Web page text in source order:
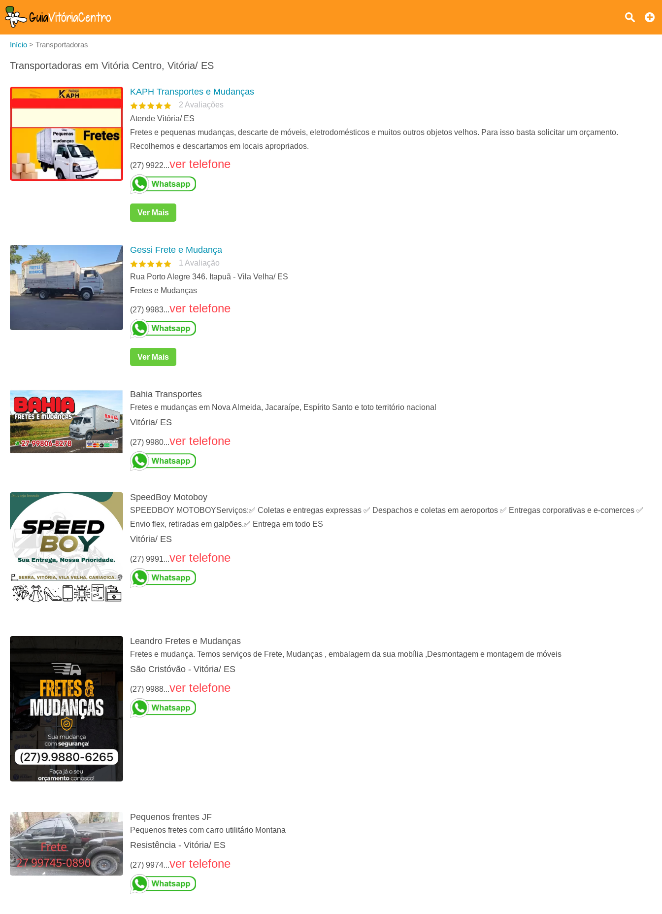
Início > Transportadoras
Transportadoras em Vitória Centro, Vitória/ ES
KAPH Transportes e Mudanças
2 Avaliações
Atende Vitória/ ES
Fretes e pequenas mudanças, descarte de móveis, eletrodomésticos e muitos outros objetos velhos. Para isso basta solicitar um orçamento.
Recolhemos e descartamos em locais apropriados.
(27) 9922...ver telefone
Ver Mais
Gessi Frete e Mudança
1 Avaliação
Rua Porto Alegre 346. Itapuã - Vila Velha/ ES
Fretes e Mudanças
(27) 9983...ver telefone
Ver Mais
Bahia Transportes
Fretes e mudanças em Nova Almeida, Jacaraípe, Espírito Santo e toto território nacional
Vitória/ ES
(27) 9980...ver telefone
SpeedBoy Motoboy
SPEEDBOY MOTOBOYServiços:✅ Coletas e entregas expressas ✅ Despachos e coletas em aeroportos ✅ Entregas corporativas e e-comerces ✅
Envio flex, retiradas em galpões.✅ Entrega em todo ES
Vitória/ ES
(27) 9991...ver telefone
Leandro Fretes e Mudanças
Fretes e mudança. Temos serviços de Frete, Mudanças , embalagem da sua mobília ,Desmontagem e montagem de móveis
São Cristóvão - Vitória/ ES
(27) 9988...ver telefone
Pequenos frentes JF
Pequenos fretes com carro utilitário Montana
Resistência - Vitória/ ES
(27) 9974...ver telefone